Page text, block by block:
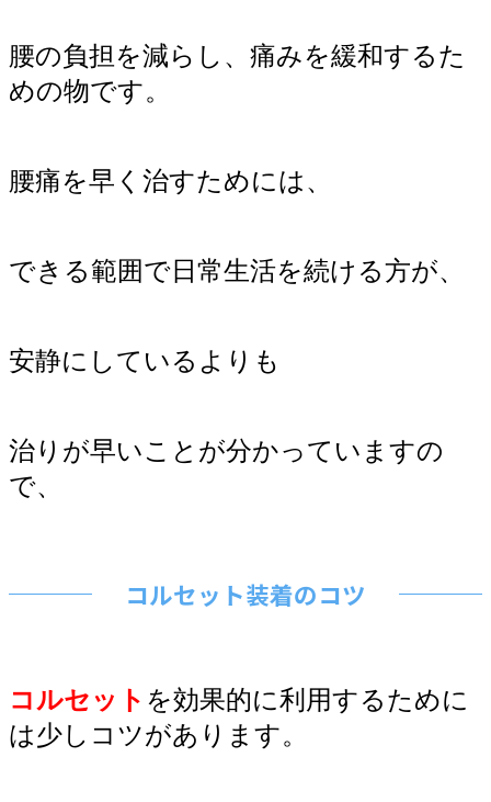
腰の負担を減らし、痛みを緩和するた
めの物です。
腰痛を早く治すためには、
できる範囲で日常生活を続ける方が、
安静にしているよりも
治りが早いことが分かっていますの
で、
コルセット装着のコツ
コルセット を効果的に利用するために
は少しコツがあります。